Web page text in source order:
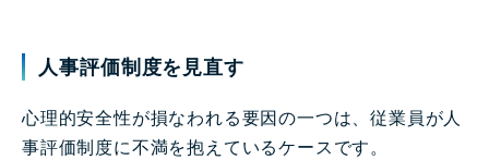
人事評価制度を見直す
心理的安全性が損なわれる要因の一つは、従業員が人
事評価制度に不満を抱えているケースです。